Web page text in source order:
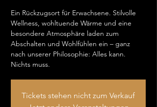
Ein Rückzugsort für Erwachsene. Stilvolle
Wellness, wohltuende Wärme und eine
besondere Atmosphäre laden zum
Abschalten und Wohlfühlen ein – ganz
nach unserer Philosophie: Alles kann.
Nichts muss.
Tickets stehen nicht zum Verkauf